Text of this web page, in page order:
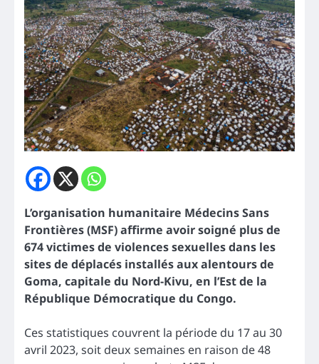
L’organisation humanitaire Médecins Sans
Frontières (MSF) affirme avoir soigné plus de
674 victimes de violences sexuelles dans les
sites de déplacés installés aux alentours de
Goma, capitale du Nord-Kivu, en l’Est de la
République Démocratique du Congo.
Ces statistiques couvrent la période du 17 au 30
avril 2023, soit deux semaines en raison de 48